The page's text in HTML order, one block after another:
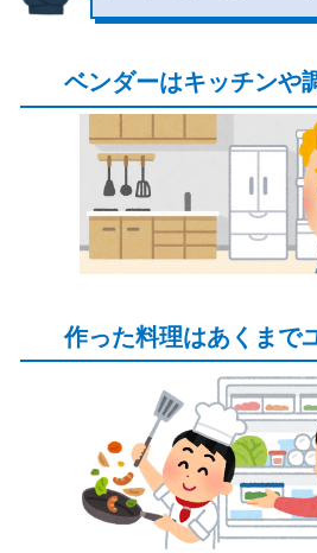
ベンダーはキッチンや
作った料理はあくまで